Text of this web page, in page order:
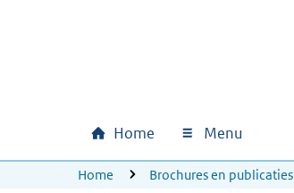
Hoofdnavigatie
Home Menu
U bevindt zich hier:
Home Brochures en publicaties